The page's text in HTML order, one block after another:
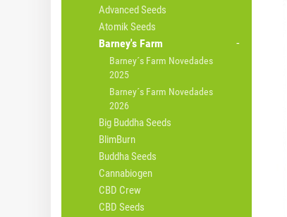
Advanced Seeds
Atomik Seeds
Barney's Farm
Barney´s Farm Novedades
2025
Barney´s Farm Novedades
2026
Big Buddha Seeds
BlimBurn
Buddha Seeds
Cannabiogen
CBD Crew
CBD Seeds